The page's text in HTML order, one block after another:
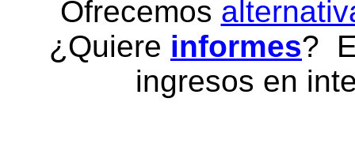
Ofrecemos
¿Quiere informes?
ingresos en